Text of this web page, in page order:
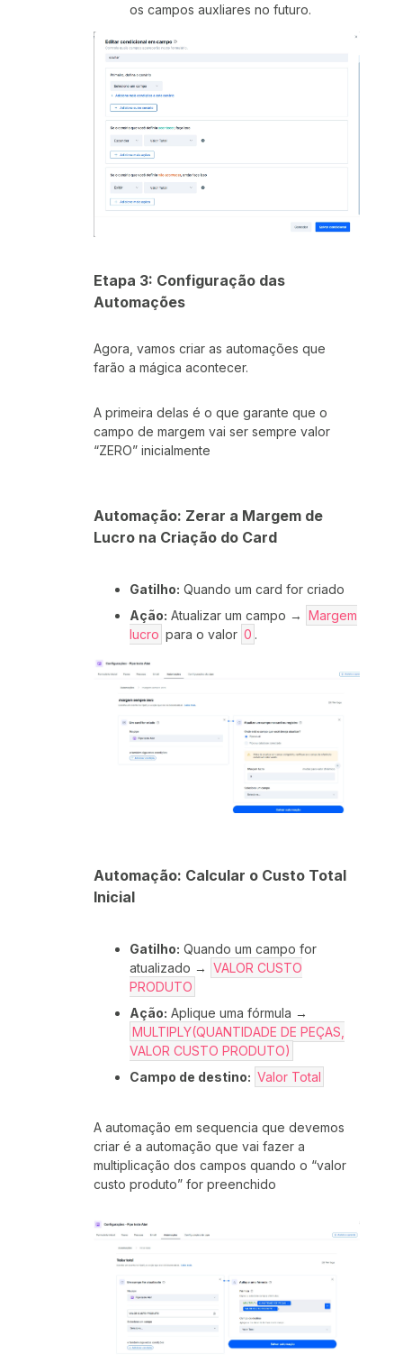
os campos auxliares no futuro.
Etapa 3: Configuração das
Automações
Agora, vamos criar as automações que
farão a mágica acontecer.
A primeira delas é o que garante que o
campo de margem vai ser sempre valor
“ZERO” inicialmente
Automação: Zerar a Margem de
Lucro na Criação do Card
Gatilho: Quando um card for criado
Ação: Atualizar um campo → Margem
lucro para o valor 0 .
Automação: Calcular o Custo Total
Inicial
Gatilho: Quando um campo for
atualizado → VALOR CUSTO
PRODUTO
Ação: Aplique uma fórmula →
MULTIPLY(QUANTIDADE DE PEÇAS,
VALOR CUSTO PRODUTO)
Campo de destino: Valor Total
A automação em sequencia que devemos
criar é a automação que vai fazer a
multiplicação dos campos quando o “valor
custo produto” for preenchido